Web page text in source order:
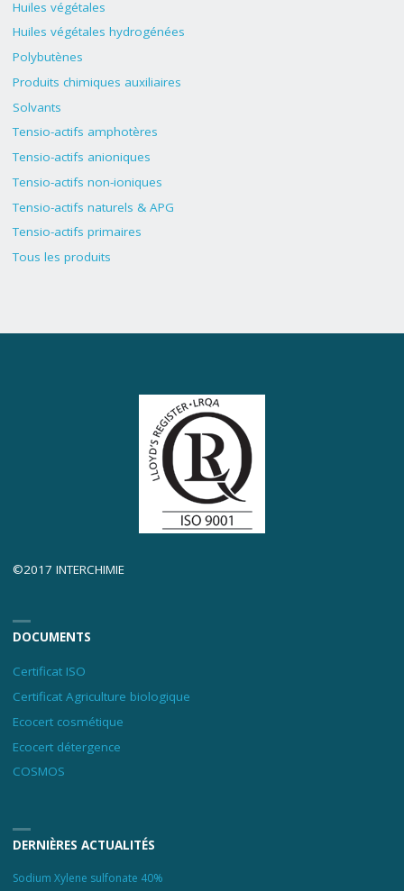
Huiles végétales
Huiles végétales hydrogénées
Polybutènes
Produits chimiques auxiliaires
Solvants
Tensio-actifs amphotères
Tensio-actifs anioniques
Tensio-actifs non-ioniques
Tensio-actifs naturels & APG
Tensio-actifs primaires
Tous les produits
©2017 INTERCHIMIE
DOCUMENTS
Certificat ISO
Certificat Agriculture biologique
Ecocert cosmétique
Ecocert détergence
COSMOS
DERNIÈRES ACTUALITÉS
Sodium Xylene sulfonate 40%